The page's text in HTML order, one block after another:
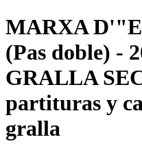
MARXA
(Pas doble) -
GRALLA
partituras y
gralla